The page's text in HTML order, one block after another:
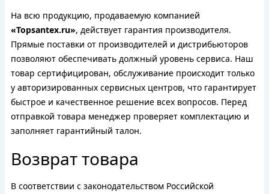
На всю продукцию, продаваемую компанией
«Topsantex.ru», действует гарантия производителя.
Прямые поставки от производителей и дистрибьюторов
позволяют обеспечивать должный уровень сервиса. Наш
товар сертифицирован, обслуживание происходит только
у авторизированных сервисных центров, что гарантирует
быстрое и качественное решение всех вопросов. Перед
отправкой товара менеджер проверяет комплектацию и
заполняет гарантийный талон.
Возврат товара
В соответствии с законодательством Российской